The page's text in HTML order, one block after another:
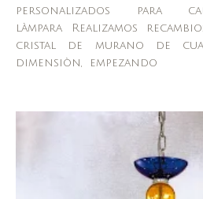
personalizados para
làmpara Realizamos
cristal de murano de
dimensiòn, empezando